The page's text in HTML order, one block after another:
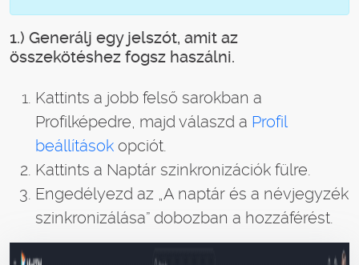
1.) Generálj egy jelszót, amit az
összekötéshez fogsz haszálni.
Kattints a jobb felső sarokban a
Profilképedre, majd válaszd a Profil
beállítások opciót.
Kattints a Naptár szinkronizációk fülre.
Engedélyezd az „A naptár és a névjegyzék
szinkronizálása” dobozban a hozzáférést.